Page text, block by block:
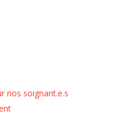
nos soignant.e.s